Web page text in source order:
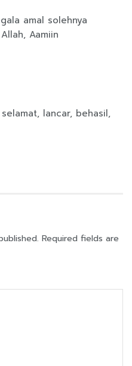
amal solehnya
Aamiin
lancar, behasil,
Required fields are